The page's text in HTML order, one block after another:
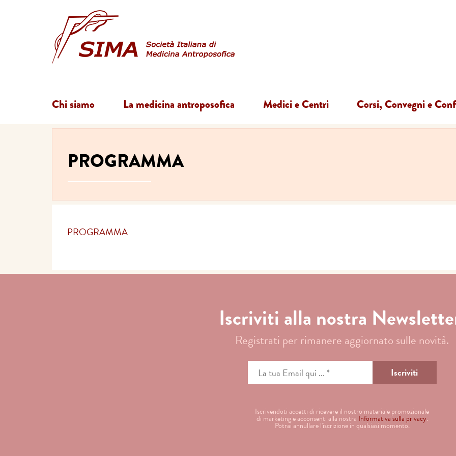
Chi siamo La medicina antroposofica Medici e Centri Corsi, Convegni e
PROGRAMMA
PROGRAMMA
Iscriviti alla nostra
Registrati per rimanere aggiornato sulle novità.
Iscrivendoti accetti di ricevere il nostro materiale promozionale
di marketing e acconsenti alla nostra Informativa sulla privacy.
Potrai annullare l'iscrizione in qualsiasi momento.